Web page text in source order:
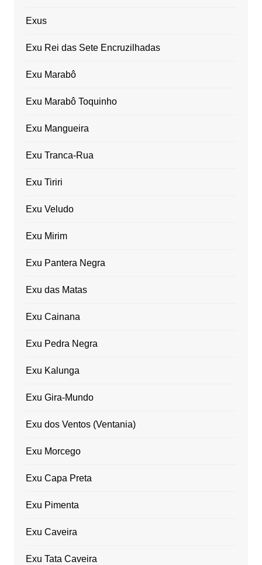
Exus
Exu Rei das Sete Encruzilhadas
Exu Marabô
Exu Marabô Toquinho
Exu Mangueira
Exu Tranca-Rua
Exu Tiriri
Exu Veludo
Exu Mirim
Exu Pantera Negra
Exu das Matas
Exu Cainana
Exu Pedra Negra
Exu Kalunga
Exu Gira-Mundo
Exu dos Ventos (Ventania)
Exu Morcego
Exu Capa Preta
Exu Pimenta
Exu Caveira
Exu Tata Caveira